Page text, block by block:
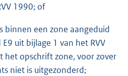
1990; of
binnen een zone aangeduid
uit bijlage 1 van het RVV
het opschrift zone, voor zover
niet is uitgezonderd;